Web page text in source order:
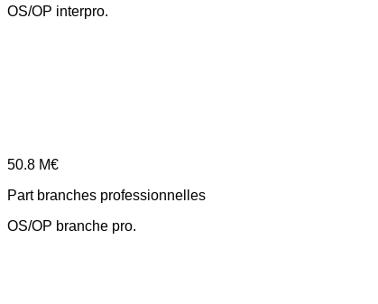
OS/OP interpro.
50.8 M€
Part branches professionnelles
OS/OP branche pro.